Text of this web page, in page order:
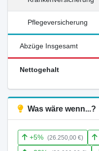
Pflegeversicherung
Abzüge Insgesamt
Nettogehalt
Was wäre wenn...?
+5% (26.250,00 €)